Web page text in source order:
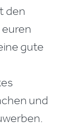
den
gute
und